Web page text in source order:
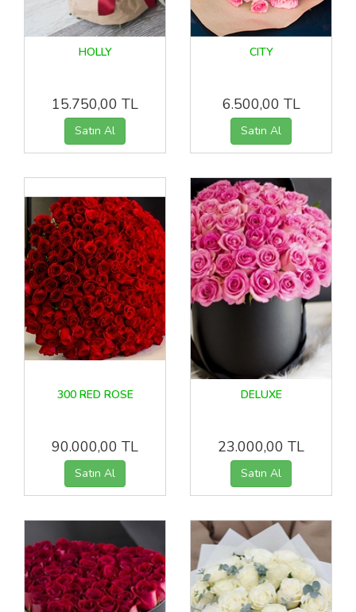
HOLLY
15.750,00 TL
CITY
6.500,00 TL
300 RED ROSE
90.000,00 TL
DELUXE
23.000,00 TL